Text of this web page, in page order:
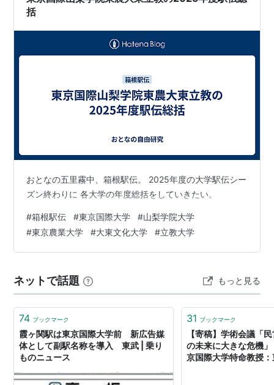
1973年、父兄会（現・父母の会）発足、ウィラメット
大学エクステンション・キャンパス・プログラム開始
（現・日本研究プログラム）
1975年、坂戸総合グラウンド開設、創立10周年事業と
して体育館竣工
1976年、教養学部設置
1977年、ウィラメット大学春期海外ゼミナール開始
（現・アリゾナ大学ゼミナール）、互助会発足
1981年、州立南オレゴン大学と交流協定締結、ヨーロッ
パ夏期海外ゼミナール開始（現・英国ゼミナール）
1982年、第2キャンパス竣工、教養学部が移転、留学生
別科開設
1983年、情報処理センター発足
1984年、大学院国際関係学研究科修士課程設置
1985年、創学20周年式典
1986年、「東京国際大学」に校名変更、大学院商学研
究科修士課程、大学院社会学研究科修士課程設置、セー
ラム市代表団（ハリス市長、ウ大ハドソン学長他）の来
校、金子泰藏記念図書館竣工、中国・山西大学と交流協
定締結
括
おとなの五里霧中、箱根駅伝。 2025年度の大学駅伝シー
ズン終わりに 各大学の年度総括をしていきたい。
#箱根駅伝 #東京国際大学 #山梨学院大学
#東京農業大学 #大東文化大学 #立教大学
ネットで話題 もっと見る
74 ブックマーク
霞ヶ関駅は東京国際大学前 新広告媒
体として副駅名称を導入 東武 | 乗り
ものニュース
31 ブックマーク
【寄稿】学術会議「
の未来に大きな危機
京国際大学特命教授